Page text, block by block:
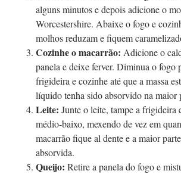
alguns minutos e depois adicione o
Worcestershire. Abaixe o fogo e
molhos reduzam e fiquem
Cozinhe o macarrão: Adicione o
panela e deixe ferver. Diminua o fogo
frigideira e cozinhe até que a massa
líquido tenha sido absorvido na maior
Leite: Junte o leite, tampe a frigideira
médio-baixo, mexendo de vez em
macarrão fique al dente e a maior
absorvida.
Queijo: Retire a panela do fogo e